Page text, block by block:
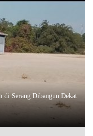
di Serang Dibangun Dekat